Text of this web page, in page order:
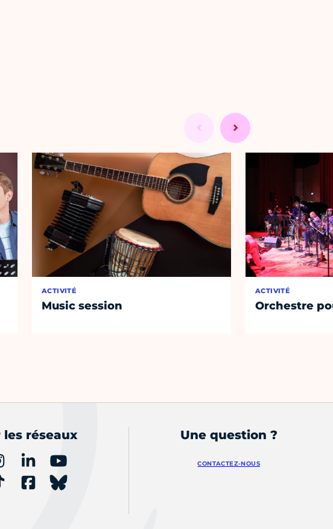
ACTIVITÉ
Music session
ACTIVITÉ
Orchestre
les réseaux Une question ?
CONTACTEZ-NOUS